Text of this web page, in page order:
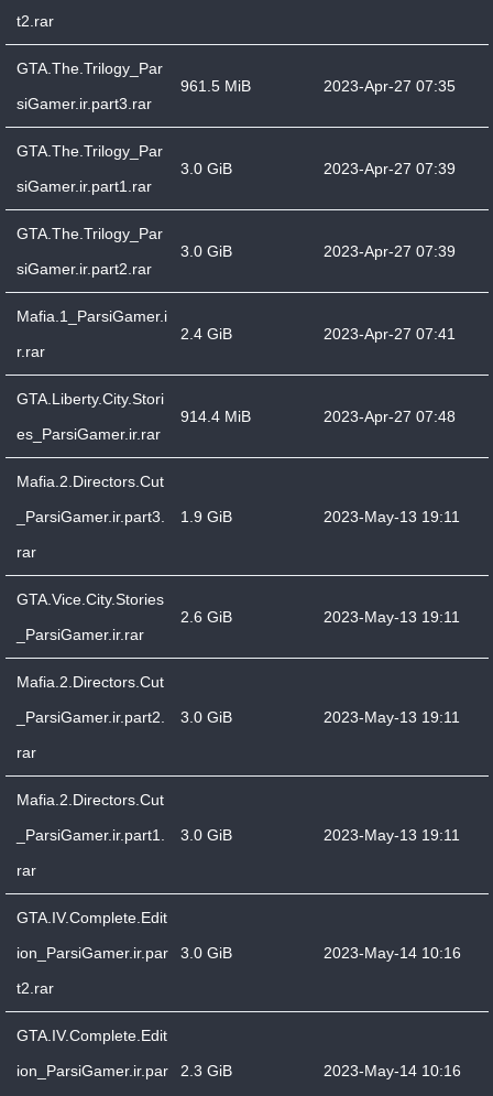
t2.rar
GTA.The.Trilogy_Par
siGamer.ir.part3.rar
961.5 MiB 2023-Apr-27 07:35
GTA.The.Trilogy_Par
siGamer.ir.part1.rar
3.0 GiB 2023-Apr-27 07:39
GTA.The.Trilogy_Par
siGamer.ir.part2.rar
3.0 GiB 2023-Apr-27 07:39
Mafia.1_ParsiGamer.i
r.rar
2.4 GiB 2023-Apr-27 07:41
GTA.Liberty.City.Stori
es_ParsiGamer.ir.rar
914.4 MiB 2023-Apr-27 07:48
Mafia.2.Directors.Cut
_ParsiGamer.ir.part3.
rar
1.9 GiB 2023-May-13 19:11
GTA.Vice.City.Stories
_ParsiGamer.ir.rar
2.6 GiB 2023-May-13 19:11
Mafia.2.Directors.Cut
_ParsiGamer.ir.part2.
rar
3.0 GiB 2023-May-13 19:11
Mafia.2.Directors.Cut
_ParsiGamer.ir.part1.
rar
3.0 GiB 2023-May-13 19:11
GTA.IV.Complete.Edit
ion_ParsiGamer.ir.par
t2.rar
3.0 GiB 2023-May-14 10:16
GTA.IV.Complete.Edit
ion_ParsiGamer.ir.par
2.3 GiB 2023-May-14 10:16